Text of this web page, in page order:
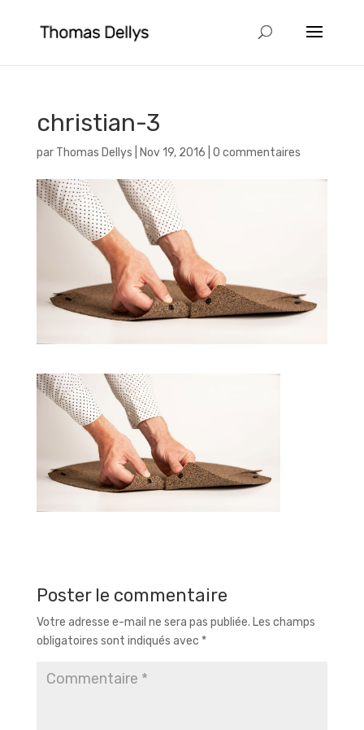
christian-3
par Thomas Dellys Nov 19, 2016 0 commentaires
Poster le commentaire
Votre adresse e-mail ne sera pas publiée. Les champs
obligatoires sont indiqués avec *